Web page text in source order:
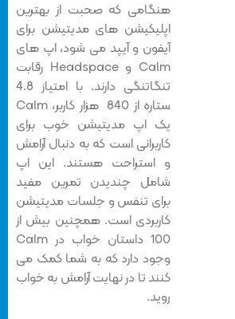
هنگامی که صحبت از بهترین
اپلیکیشن های مدیتیشن برای
آیفون و آیپد می شود، اپ های
Calm و Headspace رقابت
تنگاتنگی دارند. با امتیاز 4.8
ستاره از 840 هزار کاربر، Calm
یک اپ مدیتیشن خوب برای
کاربرانی است که به دنبال آرامش
و استراحت هستند. این اپ
شامل چندیدن تمرین مفید
برای تنفس و جلسات مدیتیشن
کاربردی است. همچنین بیش از
100 داستان خواب در Calm
وجود دارد که به شما کمک می
کنند تا در نهایت آرامش به خواب